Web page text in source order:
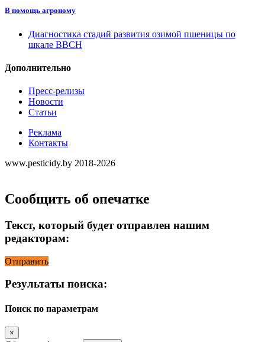
В помощь агроному
Диагностика стадий развития озимой пшеницы по
шкале ВВСН
Дополнительно
Пресс-релизы
Новости
Статьи
Реклама
Контакты
www.pesticidy.by 2018-2026
Сообщить об опечатке
Текст, который будет отправлен нашим
редакторам:
Отправить
Результаты поиска:
Поиск по параметрам
×